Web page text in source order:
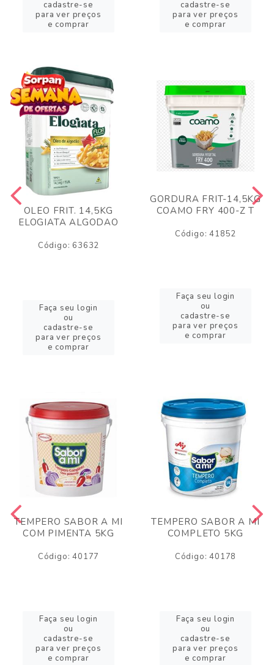
cadastre-se
para ver preços
e comprar
cadastre-se
para ver preços
e comprar
OLEO FRIT. 14,5KG
ELOGIATA ALGODAO
Código: 63632
Faça seu login
ou
cadastre-se
para ver preços
e comprar
GORDURA FRIT-14,5KG
COAMO FRY 400-Z T
Código: 41852
Faça seu login
ou
cadastre-se
para ver preços
e comprar
TEMPERO SABOR A MI
COM PIMENTA 5KG
Código: 40177
Faça seu login
ou
cadastre-se
para ver preços
e comprar
TEMPERO SABOR A MI
COMPLETO 5KG
Código: 40178
Faça seu login
ou
cadastre-se
para ver preços
e comprar